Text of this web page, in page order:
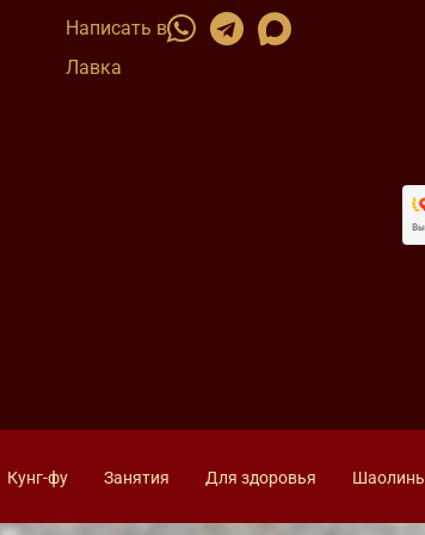
Написать в
Лавка
Кунг-фу Занятия Для здоровья Шаолинь